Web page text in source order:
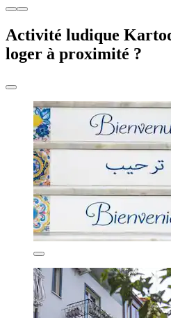
Activité ludique
loger à proximité ?